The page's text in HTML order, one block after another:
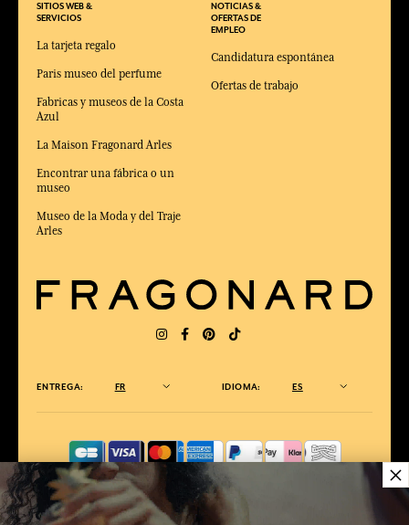
SITIOS WEB &
SERVICIOS
La tarjeta regalo
Paris museo del perfume
Fabricas y museos de la Costa
Azul
La Maison Fragonard Arles
Encontrar una fábrica o un
museo
Museo de la Moda y del Traje
Arles
NOTICIAS &
OFERTAS DE
EMPLEO
Candidatura espontánea
Ofertas de trabajo
ENTREGA: FR IDIOMA: ES
ELEGIDO MEJOR SITIO DE COMERCIO
en Línea 2025 por la revista Capital
×